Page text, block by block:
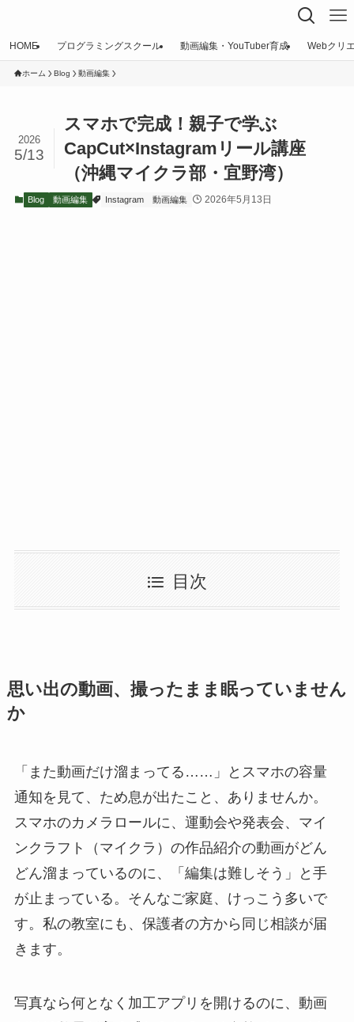
HOME プログラミングスクール 動画編集・YouTuber育成 Webクリ
ホーム Blog 動画編集
スマホで完成！親子で学ぶ
CapCut×Instagramリール講座
（沖縄マイクラ部・宜野湾）
2026
5/13
Blog 動画編集 Instagram 動画編集 2026年5月13日
目次
思い出の動画、撮ったまま眠っていません
か
「また動画だけ溜まってる……」とスマホの容量
通知を見て、ため息が出たこと、ありませんか。
スマホのカメラロールに、運動会や発表会、マイ
ンクラフト（マイクラ）の作品紹介の動画がどん
どん溜まっているのに、「編集は難しそう」と手
が止まっている。そんなご家庭、けっこう多いで
す。私の教室にも、保護者の方から同じ相談が届
きます。
写真なら何となく加工アプリを開けるのに、動画